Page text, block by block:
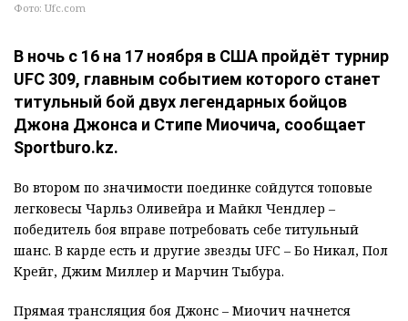
Фото: Ufc.com
В ночь с 16 на 17 ноября в США пройдёт турнир
UFC 309, главным событием которого станет
титульный бой двух легендарных бойцов
Джона Джонса и Стипе Миочича, сообщает
Sportburo.kz.
Во втором по значимости поединке сойдутся топовые
легковесы Чарльз Оливейра и Майкл Чендлер –
победитель боя вправе потребовать себе титульный
шанс. В карде есть и другие звезды UFC – Бо Никал, Пол
Крейг, Джим Миллер и Марчин Тыбура.
Прямая трансляция боя Джонс – Миочич начнется